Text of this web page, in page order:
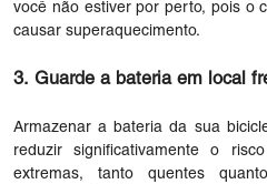
você não estiver por perto, pois o
causar superaquecimento.
3. Guarde a bateria em local
Armazenar a bateria da sua
reduzir significativamente o
extremas, tanto quentes